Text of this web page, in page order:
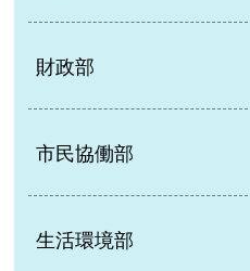
財政部
市民協働部
生活環境部